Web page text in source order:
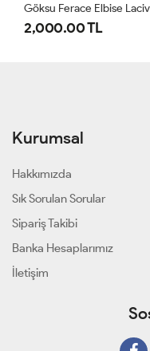
Göksu Ferace Elbise
2,000.00 TL
Kurumsal
Hakkımızda
Sık Sorulan Sorular
Sipariş Takibi
Banka Hesaplarımız
İletişim